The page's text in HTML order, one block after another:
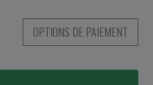
OPTIONS DE PAIEMENT